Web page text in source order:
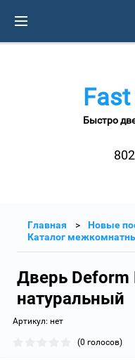
Быстро
Главная
Новые
Каталог
Дверь Deform
натуральный
Артикул: нет
(0 голосов)